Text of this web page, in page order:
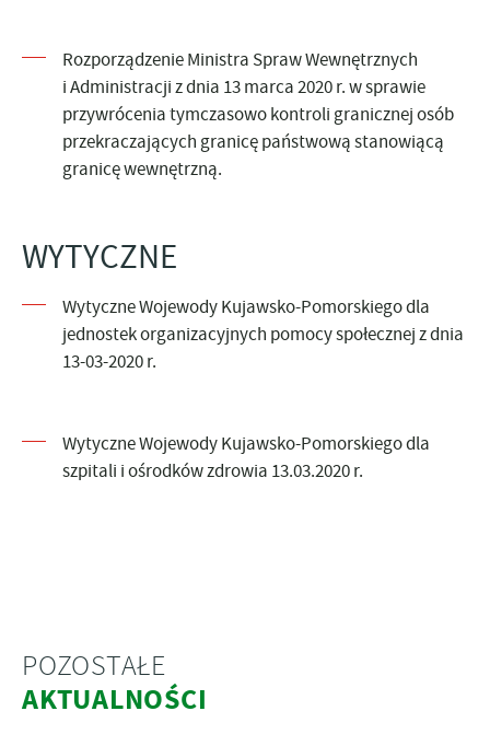
Rozporządzenie Ministra Spraw Wewnętrznych
i Administracji z dnia 13 marca 2020 r. w sprawie
przywrócenia tymczasowo kontroli granicznej osób
przekraczających granicę państwową stanowiącą
granicę wewnętrzną.
WYTYCZNE
Wytyczne Wojewody Kujawsko-Pomorskiego dla
jednostek organizacyjnych pomocy społecznej z dnia
13-03-2020 r.
Wytyczne Wojewody Kujawsko-Pomorskiego dla
szpitali i ośrodków zdrowia 13.03.2020 r.
POZOSTAŁE
AKTUALNOŚCI